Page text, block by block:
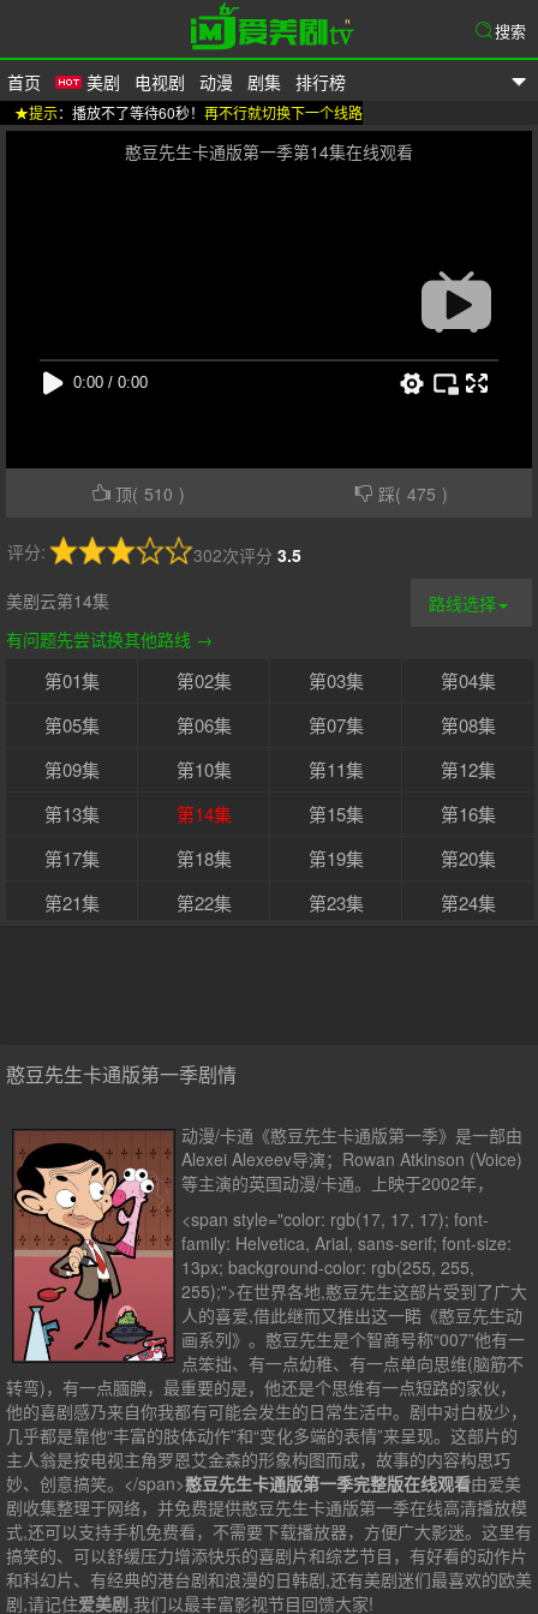
爱美剧
首页 美剧 电视剧 动漫 剧集 排行榜
搜索
★提示：播放不了等待60秒！ 再不行就切换下一个线路
憨豆先生卡通版第一季第14集在线观看
顶( 510 ) 踩( 475 )
评分: 3.5
302次评分
路线选择
美剧云第14集
有问题先尝试换其他路线 →
第01集 第02集 第03集
第04集
第05集
第06集 第07集
第08集
第09集
第10集 第11集
第12集
第13集
第14集 第15集
第16集
第17集
第18集 第19集
第20集
第21集
第22集 第23集
第24集
第37集
第38集
第41集
第42集 第43集
第44集
第45集
第46集 第47集
第48集
第49集
第50集 第51集 第52集
憨豆先生卡通版第一季剧情
动漫/卡通《憨豆先生卡通版第一季》是一部由
Alexei Alexeev导演；Rowan Atkinson (Voice)
等主演的英国动漫/卡通。上映于2002年，
<span style="color: rgb(17, 17, 17); font-
family: Helvetica, Arial, sans-serif; font-size:
13px; background-color: rgb(255, 255,
255);">在世界各地,憨豆先生这部片受到了广大
人的喜爱,借此继而又推出这一睰《憨豆先生动
画系列》。憨豆先生是个智商号称“007”他有一
点笨拙、有一点幼稚、有一点单向思维(脑筋不
转弯)，有一点腼腆，最重要的是，他还是个思维有一点短路的家伙，
他的喜剧感乃来自你我都有可能会发生的日常生活中。剧中对白极少，
几乎都是靠他“丰富的肢体动作”和“变化多端的表情”来呈现。这部片的
主人翁是按电视主角罗恩艾金森的形象构图而成，故事的内容构思巧
妙、创意搞笑。</span>憨豆先生卡通版第一季完整版在线观看由爱美
剧收集整理于网络，并免费提供憨豆先生卡通版第一季在线高清播放模
式,还可以支持手机免费看，不需要下载播放器，方便广大影迷。这里有
搞笑的、可以舒缓压力增添快乐的喜剧片和综艺节目，有好看的动作片
和科幻片、有经典的港台剧和浪漫的日韩剧,还有美剧迷们最喜欢的欧美
剧,请记住爱美剧,我们以最丰富影视节目回馈大家!